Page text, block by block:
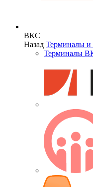
ВКС
Назад Терминалы и
Терминалы